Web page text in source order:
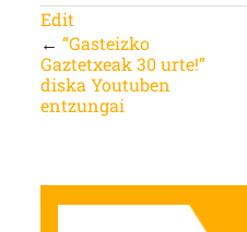
Edit
← “Gasteizko
Gaztetxeak 30 urte!”
diska Youtuben
entzungai